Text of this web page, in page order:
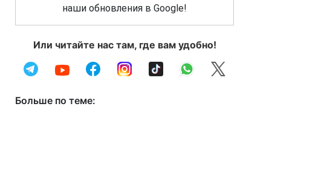
наши обновления в Google!
Или читайте нас там, где вам удобно!
Больше по теме: